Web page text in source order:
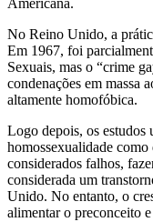
Americana.
No Reino Unido, a
Em 1967, foi
Sexuais, mas o “crime
condenações em massa
altamente homofóbica.
Logo depois, os estudos
homossexualidade
considerados falhos,
considerada um
Unido. No entanto, o
alimentar o preconceito